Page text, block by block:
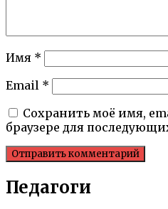
Имя *
Email *
Сохранить моё имя,
браузере для
Педагоги